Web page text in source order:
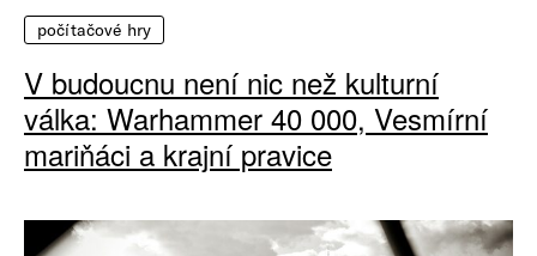
počítačové hry
V budoucnu není nic než kulturní
válka: Warhammer 40 000, Vesmírní
mariňáci a krajní pravice